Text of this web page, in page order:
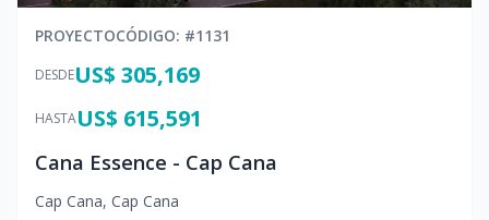
PROYECTOCÓDIGO: #1131
DESDEUS$ 305,169
HASTAUS$ 615,591
Cana Essence - Cap Cana
Cap Cana, Cap Cana